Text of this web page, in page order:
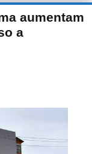
aumentam
a